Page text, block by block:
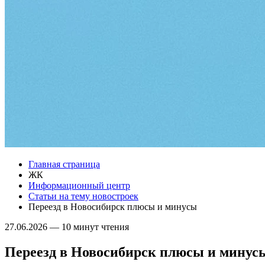
Главная страница
ЖК
Информационный центр
Статьи на тему новостроек
Переезд в Новосибирск плюсы и минусы
27.06.2026 — 10 минут чтения
Переезд в Новосибирск плюсы и